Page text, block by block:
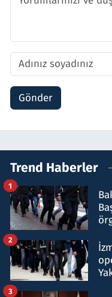
Gönder
Trend Haberler
1
2
3